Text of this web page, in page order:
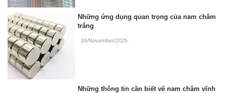
Những ứng dụng quan trọng của nam châm
trắng
26/November/2025
Những thông tin cần biết về nam châm vĩnh